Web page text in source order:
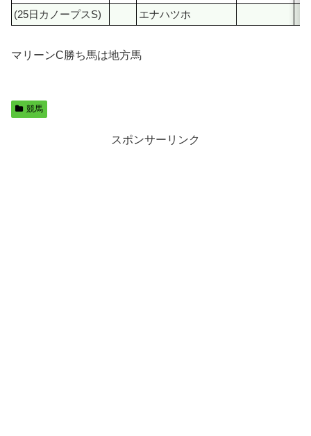
(25日カノープスS)
エナハツホ
マリーンC勝ち馬は地方馬
競馬
スポンサーリンク